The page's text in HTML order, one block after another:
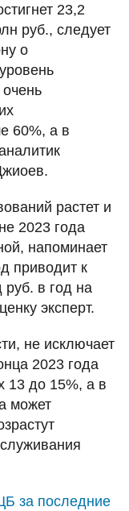
23,2
руб., следует
о
60%, а в
растет и
2023 года
напоминает
приводит к
в год на
эксперт.
не исключает
2023 года
13 до 15%, а в
может
за последние